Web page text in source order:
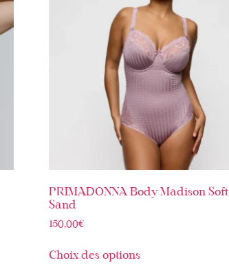
PRIMADONNA Body Madison Soft
Sand
150,00€
Choix des options